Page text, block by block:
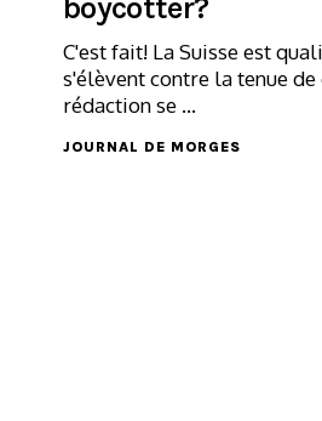
boycotter?
C'est fait! La Suisse est
s'élèvent contre la tenue
rédaction se ...
JOURNAL DE MORGES